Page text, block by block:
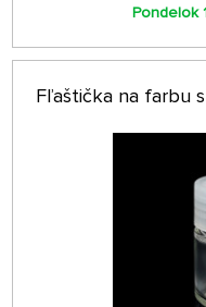
Pondelok
Fľaštička na farbu